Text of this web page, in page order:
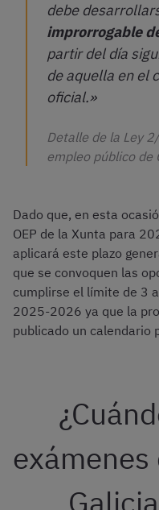
debe
improrrogable
partir del día
de aquella en el
oficial.»
Detalle de la Ley
empleo público de
Dado que, en esta
OEP de la Xunta para
aplicará este plazo
que se convoquen las
cumplirse el límite de 3
2025-2026 ya que la
publicado un calendario